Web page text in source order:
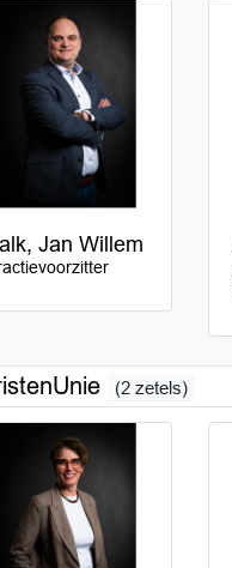
Jan Willem
(2 zetels)